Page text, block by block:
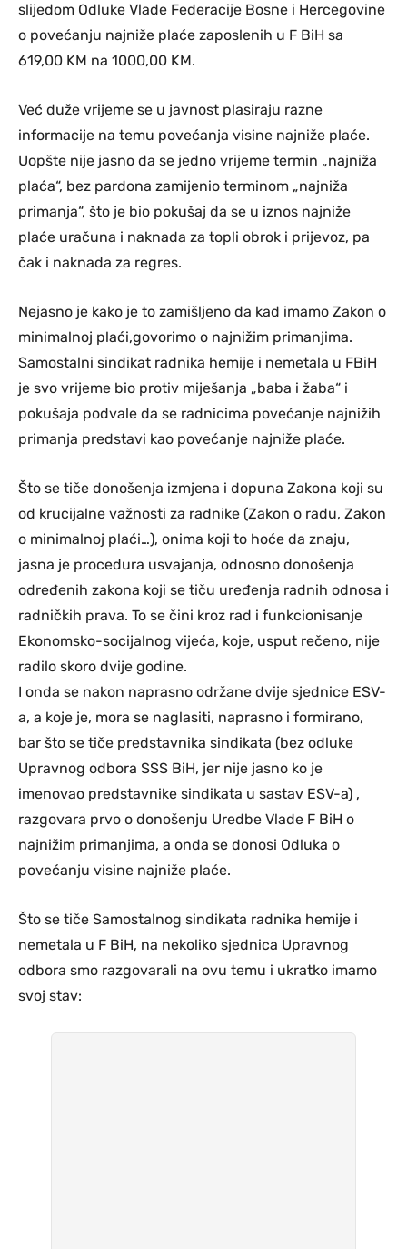
slijedom Odluke Vlade Federacije Bosne i Hercegovine
o povećanju najniže plaće zaposlenih u F BiH sa
619,00 KM na 1000,00 KM.
Već duže vrijeme se u javnost plasiraju razne
informacije na temu povećanja visine najniže plaće.
Uopšte nije jasno da se jedno vrijeme termin „najniža
plaća“, bez pardona zamijenio terminom „najniža
primanja“, što je bio pokušaj da se u iznos najniže
plaće uračuna i naknada za topli obrok i prijevoz, pa
čak i naknada za regres.
Nejasno je kako je to zamišljeno da kad imamo Zakon o
minimalnoj plaći,govorimo o najnižim primanjima.
Samostalni sindikat radnika hemije i nemetala u FBiH
je svo vrijeme bio protiv miješanja „baba i žaba“ i
pokušaja podvale da se radnicima povećanje najnižih
primanja predstavi kao povećanje najniže plaće.
Što se tiče donošenja izmjena i dopuna Zakona koji su
od krucijalne važnosti za radnike (Zakon o radu, Zakon
o minimalnoj plaći…), onima koji to hoće da znaju,
jasna je procedura usvajanja, odnosno donošenja
određenih zakona koji se tiču uređenja radnih odnosa i
radničkih prava. To se čini kroz rad i funkcionisanje
Ekonomsko-socijalnog vijeća, koje, usput rečeno, nije
radilo skoro dvije godine.
I onda se nakon naprasno održane dvije sjednice ESV-
a, a koje je, mora se naglasiti, naprasno i formirano,
bar što se tiče predstavnika sindikata (bez odluke
Upravnog odbora SSS BiH, jer nije jasno ko je
imenovao predstavnike sindikata u sastav ESV-a) ,
razgovara prvo o donošenju Uredbe Vlade F BiH o
najnižim primanjima, a onda se donosi Odluka o
povećanju visine najniže plaće.
Što se tiče Samostalnog sindikata radnika hemije i
nemetala u F BiH, na nekoliko sjednica Upravnog
odbora smo razgovarali na ovu temu i ukratko imamo
svoj stav: